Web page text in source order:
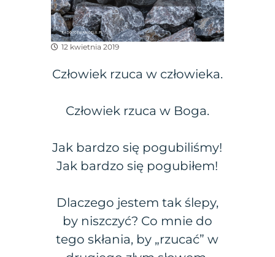
12 kwietnia 2019
Człowiek rzuca w człowieka.
Człowiek rzuca w Boga.
Jak bardzo się pogubiliśmy!
Jak bardzo się pogubiłem!
Dlaczego jestem tak ślepy,
by niszczyć? Co mnie do
tego skłania, by „rzucać” w